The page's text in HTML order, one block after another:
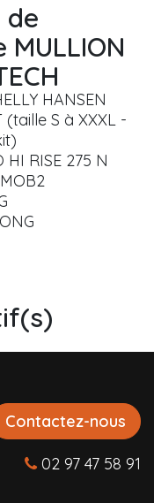
HANSEN
(taille S à XXXL -
RISE 275 N
Contactez-nous
02 97 47 58 91